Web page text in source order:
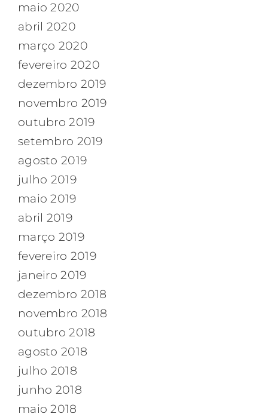
maio 2020
abril 2020
março 2020
fevereiro 2020
dezembro 2019
novembro 2019
outubro 2019
setembro 2019
agosto 2019
julho 2019
maio 2019
abril 2019
março 2019
fevereiro 2019
janeiro 2019
dezembro 2018
novembro 2018
outubro 2018
agosto 2018
julho 2018
junho 2018
maio 2018